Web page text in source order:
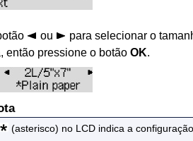
ou para selecionar o
, então pressione o botão OK.
(asterisco) no LCD indica a